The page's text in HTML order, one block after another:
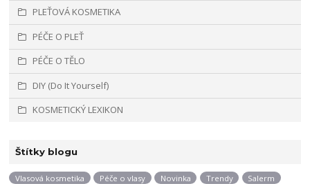
PLEŤOVÁ KOSMETIKA
PÉČE O PLEŤ
PÉČE O TĚLO
DIY (Do It Yourself)
KOSMETICKÝ LEXIKON
Štítky blogu
Vlasová kosmetika Péče o vlasy Novinka Trendy
Salerm